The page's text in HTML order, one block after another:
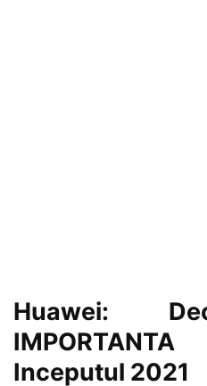
Huawei:
Inceputul 2021